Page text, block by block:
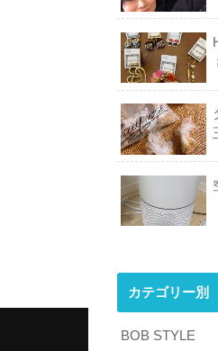
カテゴリー別
BOB STYLE